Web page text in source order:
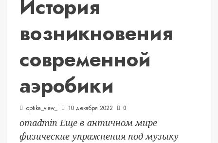
История
возникновения
современной
аэробики
optika_view_ 10 декабря 2022 0
отadmin Еще в античном мире
физические упражнения под музыку